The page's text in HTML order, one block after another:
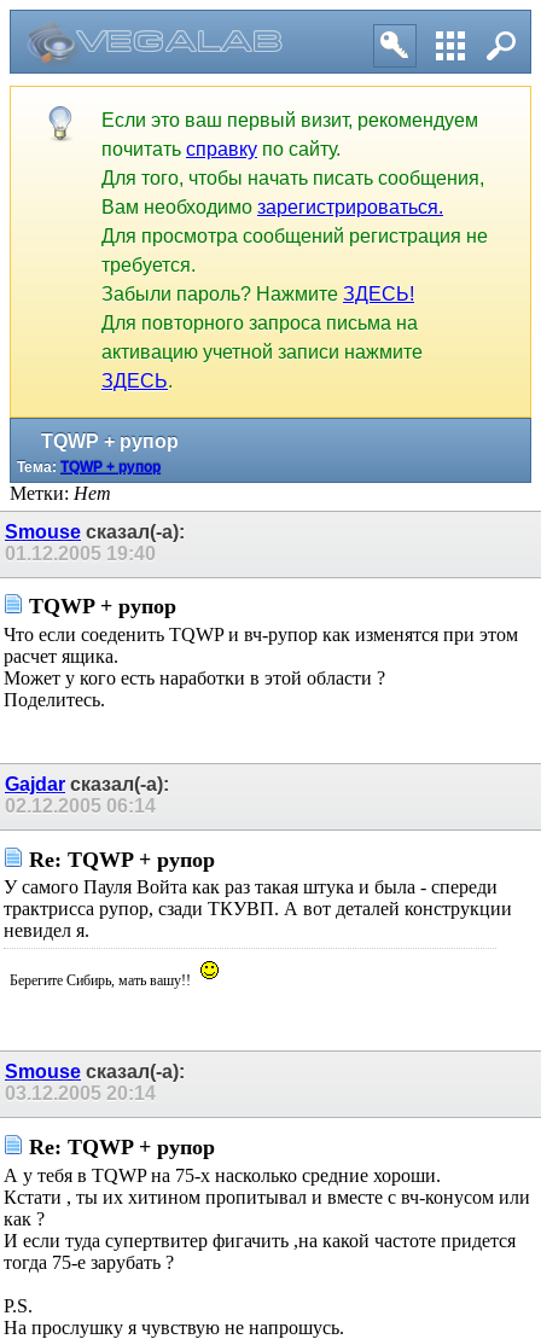
Если это ваш первый визит, рекомендуем
почитать справку по сайту.
Для того, чтобы начать писать сообщения,
Вам необходимо зарегистрироваться.
Для просмотра сообщений регистрация не
требуется.
Забыли пароль? Нажмите ЗДЕСЬ!
Для повторного запроса письма на
активацию учетной записи нажмите
ЗДЕСЬ.
TQWP + рупор
Тема: TQWP + рупор
Метки: Нет
Smouseсказал(-а):
01.12.2005
TQWP + рупор
Что если соеденить TQWP и вч-рупор как изменятся при этом
расчет ящика.
Может у кого есть наработки в этой области ?
Поделитесь.
Gajdarсказал(-а):
02.12.2005
Re: TQWP + рупор
У самого Пауля Войта как раз такая штука и была - спереди
трактрисса рупор, сзади ТКУВП. А вот деталей конструкции
невидел я.
Берегите Сибирь, мать вашу!!
Smouseсказал(-а):
03.12.2005
Re: TQWP + рупор
А у тебя в TQWP на 75-х насколько средние хороши.
Кстати , ты их хитином пропитывал и вместе с вч-конусом или
как ?
И если туда супертвитер фигачить ,на какой частоте придется
тогда 75-е зарубать ?
P.S.
На прослушку я чувствую не напрошусь.